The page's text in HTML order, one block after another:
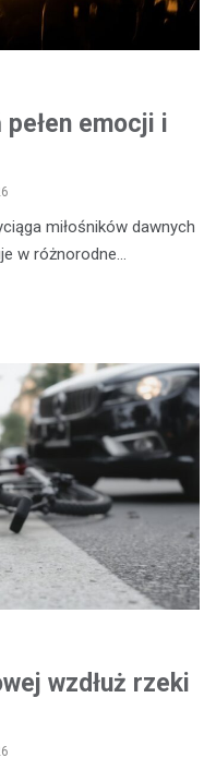
emocji i
miłośników dawnych
w różnorodne…
wzdłuż rzeki